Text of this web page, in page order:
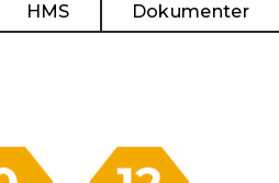
HMS Dokumenter